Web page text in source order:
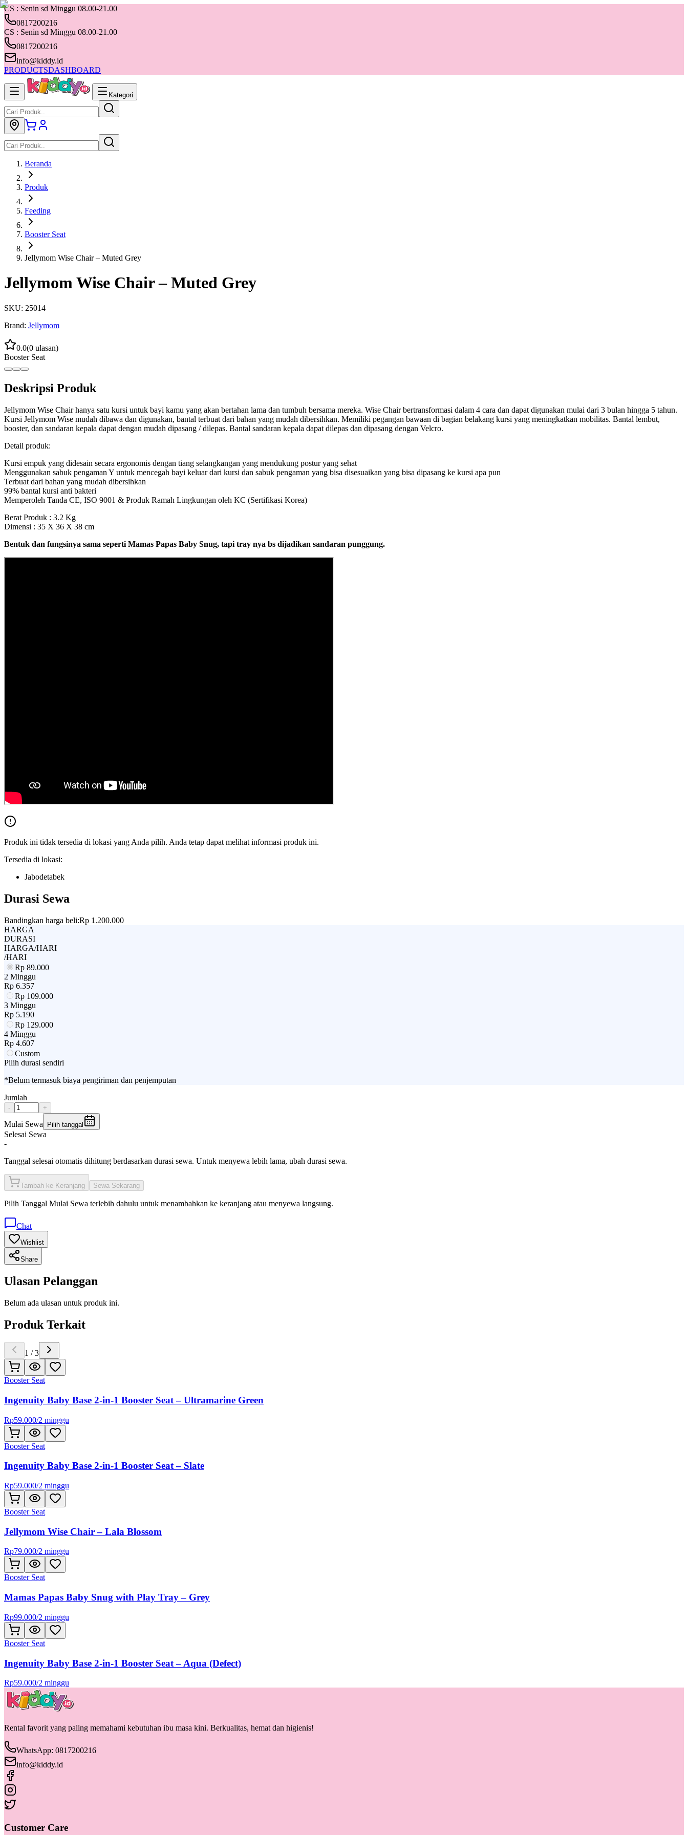
CS : Senin sd Minggu 08.00-21.00
0817200216
CS : Senin sd Minggu 08.00-21.00
0817200216
info@kiddy.id
PRODUCTSDASHBOARD
Kategori
Beranda
Produk
Feeding
Booster Seat
Jellymom Wise Chair – Muted Grey
Jellymom Wise Chair – Muted Grey
SKU: 25014
Brand: Jellymom
0.0(0 ulasan)
Booster Seat
Deskripsi Produk
Jellymom Wise Chair hanya satu kursi untuk bayi kamu yang akan bertahan lama dan tumbuh bersama mereka. Wise Chair bertransformasi dalam 4 cara dan dapat digunakan mulai dari 3 bulan hingga 5 tahun.
Kursi Jellymom Wise mudah dibawa dan digunakan, bantal terbuat dari bahan yang mudah dibersihkan. Memiliki pegangan bawaan di bagian belakang kursi yang meningkatkan mobilitas. Bantal lembut,
booster, dan sandaran kepala dapat dengan mudah dipasang / dilepas. Bantal sandaran kepala dapat dilepas dan dipasang dengan Velcro.
Detail produk:
Kursi empuk yang didesain secara ergonomis dengan tiang selangkangan yang mendukung postur yang sehat
Menggunakan sabuk pengaman Y untuk mencegah bayi keluar dari kursi dan sabuk pengaman yang bisa disesuaikan yang bisa dipasang ke kursi apa pun
Terbuat dari bahan yang mudah dibersihkan
99% bantal kursi anti bakteri
Memperoleh Tanda CE, ISO 9001 & Produk Ramah Lingkungan oleh KC (Sertifikasi Korea)
Berat Produk : 3.2 Kg
Dimensi : 35 X 36 X 38 cm
Bentuk dan fungsinya sama seperti Mamas Papas Baby Snug, tapi tray nya bs dijadikan sandaran punggung.
Produk ini tidak tersedia di lokasi yang Anda pilih. Anda tetap dapat melihat informasi produk ini.
Tersedia di lokasi:
Jabodetabek
Durasi Sewa
Bandingkan harga beli:Rp 1.200.000
HARGA
DURASI
HARGA/HARI
/HARI
Rp 89.000
2 Minggu
Rp 6.357
Rp 109.000
3 Minggu
Rp 5.190
Rp 129.000
4 Minggu
Rp 4.607
Custom
Pilih durasi sendiri
*Belum termasuk biaya pengiriman dan penjemputan
Jumlah
- +
Mulai Sewa Pilih tanggal
Selesai Sewa
-
Tanggal selesai otomatis dihitung berdasarkan durasi sewa. Untuk menyewa lebih lama, ubah durasi sewa.
Tambah ke Keranjang Sewa Sekarang
Pilih Tanggal Mulai Sewa terlebih dahulu untuk menambahkan ke keranjang atau menyewa langsung.
Chat
Wishlist
Share
Ulasan Pelanggan
Belum ada ulasan untuk produk ini.
Produk Terkait
1 /3
Booster Seat
Ingenuity Baby Base 2-in-1 Booster Seat – Ultramarine Green
Rp59.000/2 minggu
Booster Seat
Ingenuity Baby Base 2-in-1 Booster Seat – Slate
Rp59.000/2 minggu
Booster Seat
Jellymom Wise Chair – Lala Blossom
Rp79.000/2 minggu
Booster Seat
Mamas Papas Baby Snug with Play Tray – Grey
Rp99.000/2 minggu
Booster Seat
Ingenuity Baby Base 2-in-1 Booster Seat – Aqua (Defect)
Rp59.000/2 minggu
Rental favorit yang paling memahami kebutuhan ibu masa kini. Berkualitas, hemat dan higienis!
WhatsApp: 0817200216
info@kiddy.id
Customer Care